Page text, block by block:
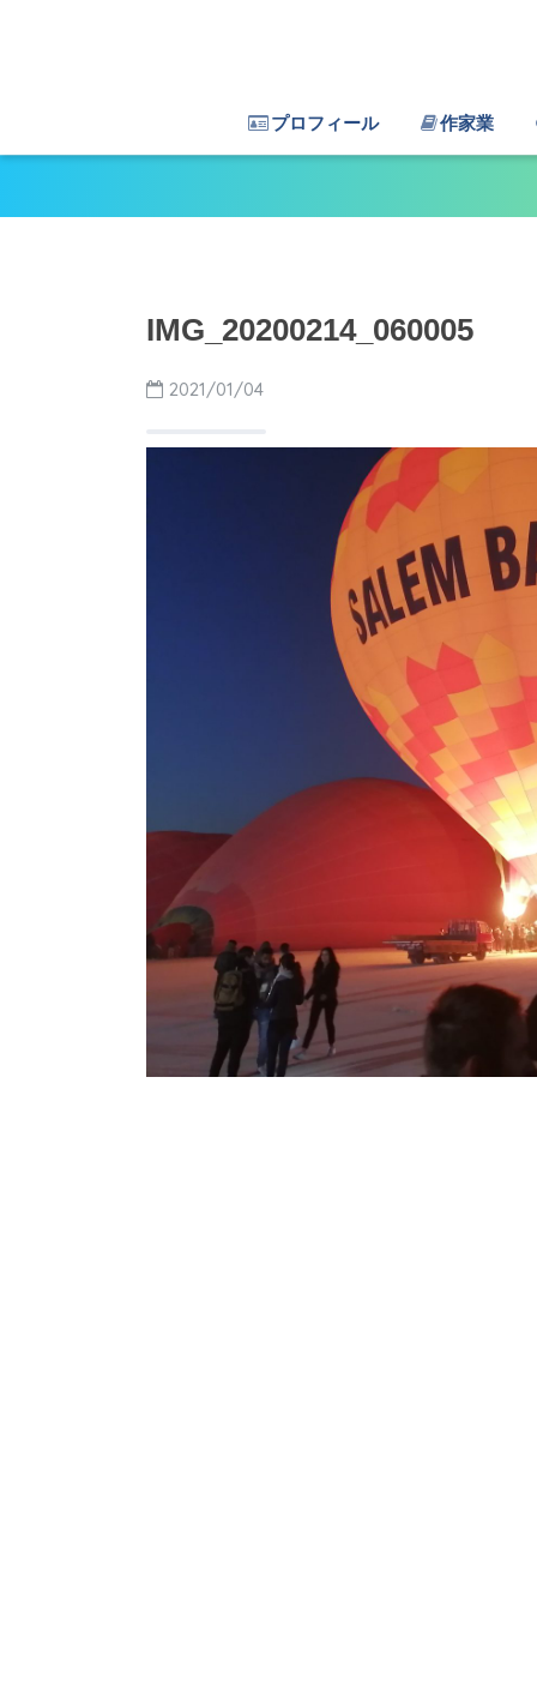
プロフィール 作家業
IMG_20200214_060005
2021/01/04